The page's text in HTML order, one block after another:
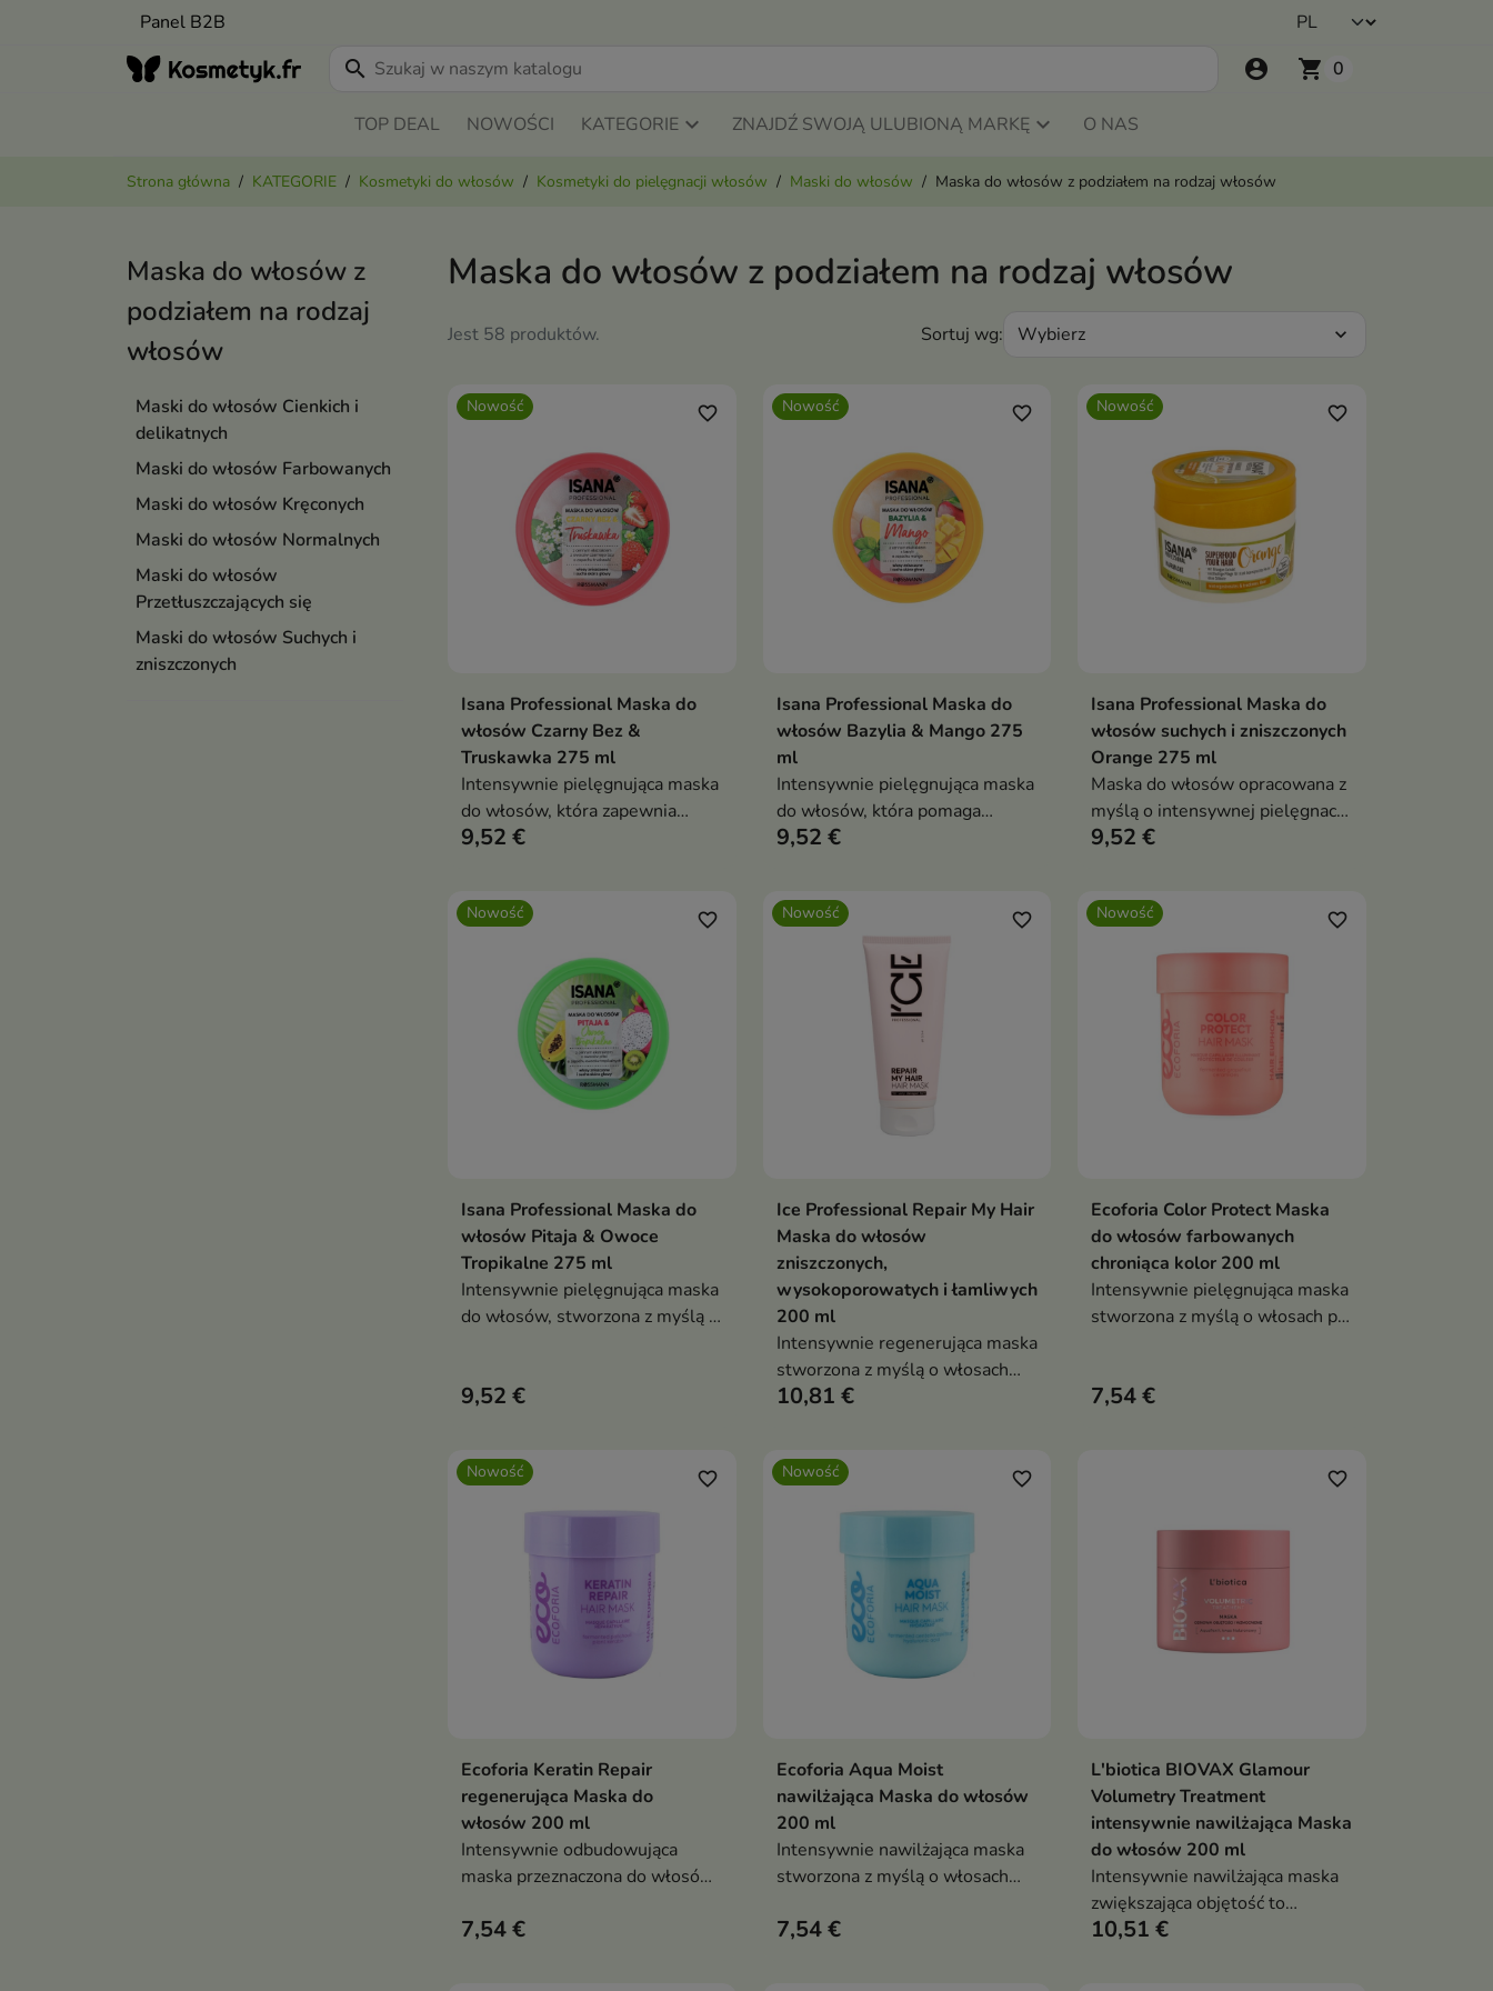
Panel B2B
search account_circle shopping_cart 0
TOP DEAL NOWOŚCI KATEGORIE ZNAJDŹ SWOJĄ ULUBIONĄ MARKĘ O NAS
Strona główna KATEGORIE Kosmetyki do włosów Kosmetyki do pielęgnacji włosów Maski do włosów Maska do włosów z podziałem na rodzaj włosów
Maska do włosów z
podziałem na rodzaj
włosów
Maski do włosów Cienkich i
delikatnych
Maski do włosów Farbowanych
Maski do włosów Kręconych
Maski do włosów Normalnych
Maski do włosów
Przetłuszczających się
Maski do włosów Suchych i
zniszczonych
Maska do włosów z podziałem na rodzaj włosów
Jest 58 produktów. Sortuj wg: Wybierz expand_more
Nowość
Dodaj do koszyka
favorite_border
Isana Professional Maska do
włosów Czarny Bez &
Truskawka 275 ml
Intensywnie pielęgnująca maska
do włosów, która zapewnia
pasmom odpowiednią dawkę
9,52 €
Nowość
Dodaj do koszyka
favorite_border
Isana Professional Maska do
włosów Bazylia & Mango 275
ml
Intensywnie pielęgnująca maska
do włosów, która pomaga
przywrócić pasmom miękkość,
9,52 €
Nowość
Dodaj do koszyka
favorite_border
Isana Professional Maska do
włosów suchych i zniszczonych
Orange 275 ml
Maska do włosów opracowana z
myślą o intensywnej pielęgnacji
włosów suchych, zniszczonych i
9,52 €
Nowość
Dodaj do koszyka
favorite_border
Isana Professional Maska do
włosów Pitaja & Owoce
Tropikalne 275 ml
Intensywnie pielęgnująca maska
do włosów, stworzona z myślą o
9,52 €
Nowość
Dodaj do koszyka
favorite_border
Ice Professional Repair My Hair
Maska do włosów
zniszczonych,
wysokoporowatych i łamliwych
200 ml
Intensywnie regenerująca maska
stworzona z myślą o włosach
wymagających odbudowy i
10,81 €
Nowość
Dodaj do koszyka
favorite_border
Ecoforia Color Protect Maska
do włosów farbowanych
chroniąca kolor 200 ml
Intensywnie pielęgnująca maska
stworzona z myślą o włosach po
7,54 €
Nowość
Dodaj do koszyka
favorite_border
Ecoforia Keratin Repair
regenerująca Maska do
włosów 200 ml
Intensywnie odbudowująca
maska przeznaczona do włosów
wymagających wzmocnienia.
7,54 €
Nowość
Dodaj do koszyka
favorite_border
Ecoforia Aqua Moist
nawilżająca Maska do włosów
200 ml
Intensywnie nawilżająca maska
stworzona z myślą o włosach
odwodnionych.
7,54 €
Dodaj do koszyka
favorite_border
L'biotica BIOVAX Glamour
Volumetry Treatment
intensywnie nawilżająca Maska
do włosów 200 ml
Intensywnie nawilżająca maska
zwiększająca objętość to
pielęgnacja stworzona z myślą o
10,51 €